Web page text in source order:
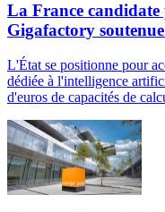
La France
Gigafactory
L'État se positionne pour
dédiée à l'intelligence
d'euros de capacités de